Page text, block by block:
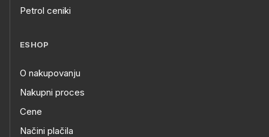
Petrol ceniki
ESHOP
O nakupovanju
Nakupni proces
Cene
Načini plačila